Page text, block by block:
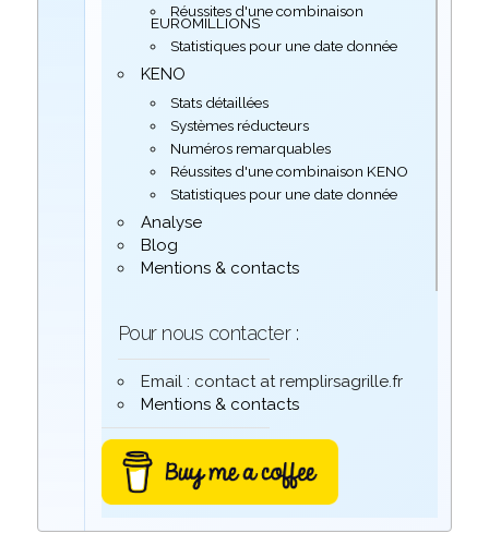
Réussites d'une combinaison
EUROMILLIONS
Statistiques pour une date donnée
KENO
Stats détaillées
Systèmes réducteurs
Numéros remarquables
Réussites d'une combinaison KENO
Statistiques pour une date donnée
Analyse
Blog
Mentions & contacts
Pour nous contacter :
Email : contact at remplirsagrille.fr
Mentions & contacts